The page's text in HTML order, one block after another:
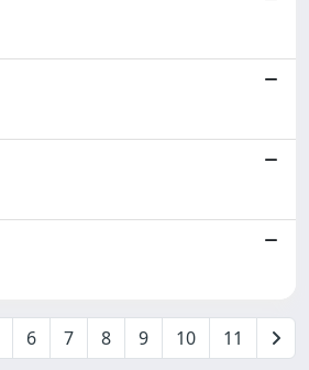
6 7 8 9 10 11